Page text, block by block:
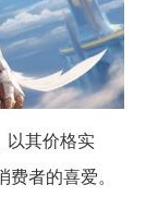
以其价格实
者的喜爱。